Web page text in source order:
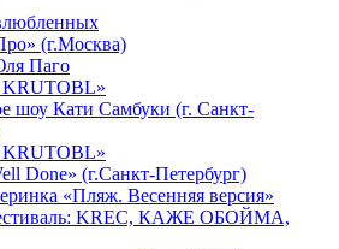
(г.Москва)
Паго
шоу Кати Самбуки (г. Санкт-
Done» (г.Санкт-Петербург)
«Пляж. Весенняя версия»
KREC, КАЖЕ ОБОЙМА,